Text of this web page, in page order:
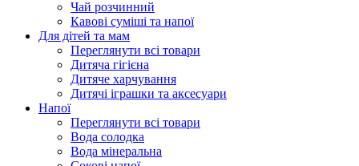
Чай розчинний
Кавові суміші та напої
Для дітей та мам
Переглянути всі товари
Дитяча гігієна
Дитяче харчування
Дитячі іграшки та аксесуари
Напої
Переглянути всі товари
Вода солодка
Вода мінеральна